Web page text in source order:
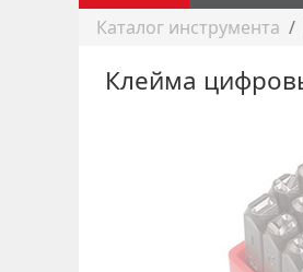
Каталог инструмента
Клейма